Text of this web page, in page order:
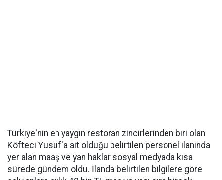
Türkiye'nin en yaygın restoran zincirlerinden biri olan
Köfteci Yusuf'a ait olduğu belirtilen personel ilanında
yer alan maaş ve yan haklar sosyal medyada kısa
sürede gündem oldu. İlanda belirtilen bilgilere göre